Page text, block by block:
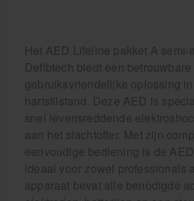
Het AED Lifeline pakket A semi-
Defibtech biedt een betrouwbare
gebruiksvriendelijke oplossing
hartstilstand. Deze AED is
snel levensreddende
aan het slachtoffer. Met zijn
eenvoudige bediening is de
ideaal voor zowel professionals
apparaat bevat alle benodigde